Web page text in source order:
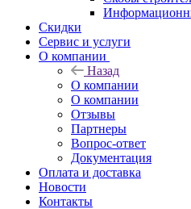
Скидки
Сервис и услуги
О компании
Назад
О компании
О компании
Отзывы
Партнеры
Вопрос-ответ
Документация
Оплата и доставка
Новости
Контакты